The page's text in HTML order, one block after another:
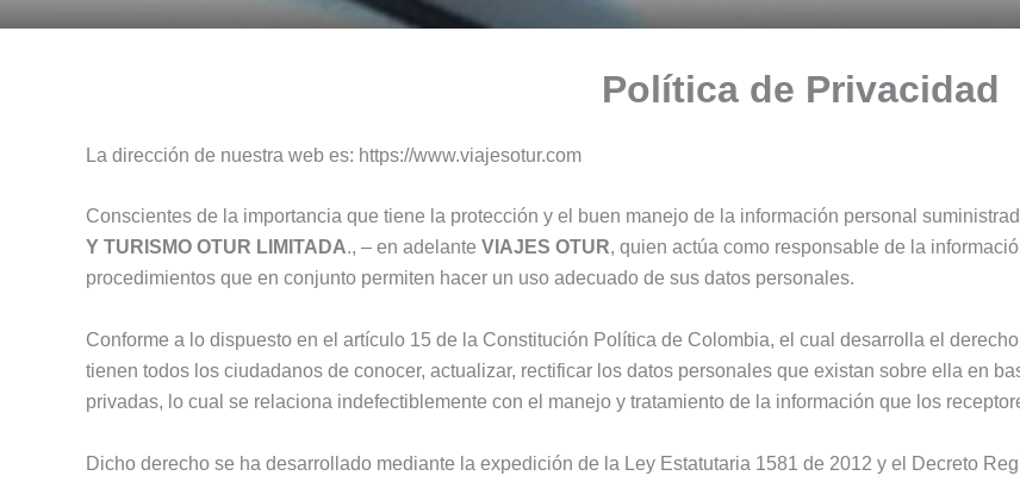
Política de Privacidad
La dirección de nuestra web es: https://www.viajesotur.com
Conscientes de la importancia que tiene la protección y el buen manejo de la información personal
Y TURISMO OTUR LIMITADA., – en adelante VIAJES OTUR, quien actúa como responsable de la
procedimientos que en conjunto permiten hacer un uso adecuado de sus datos personales.
Conforme a lo dispuesto en el artículo 15 de la Constitución Política de Colombia, el cual desarrolla el
tienen todos los ciudadanos de conocer, actualizar, rectificar los datos personales que existan sobre ella en
privadas, lo cual se relaciona indefectiblemente con el manejo y tratamiento de la información que los
Dicho derecho se ha desarrollado mediante la expedición de la Ley Estatutaria 1581 de 2012 y el Decreto